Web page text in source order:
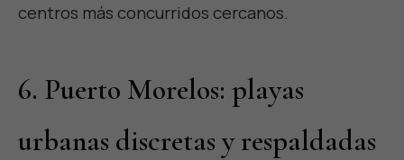
centros más concurridos cercanos.
6. Puerto Morelos: playas
urbanas discretas y respaldadas